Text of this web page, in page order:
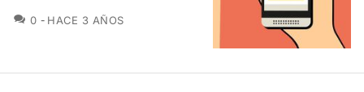
0 COMENTARIOS
HACE 3 AÑOS